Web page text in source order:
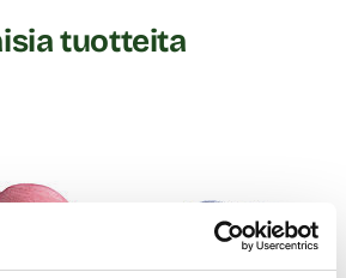
tuotteita